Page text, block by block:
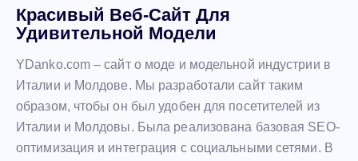
Красивый Веб-Сайт Для
Удивительной Модели
YDanko.com – сайт о моде и модельной индустрии в
Италии и Молдове. Мы разработали сайт таким
образом, чтобы он был удобен для посетителей из
Италии и Молдовы. Была реализована базовая SEO-
оптимизация и интеграция с социальными сетями. В